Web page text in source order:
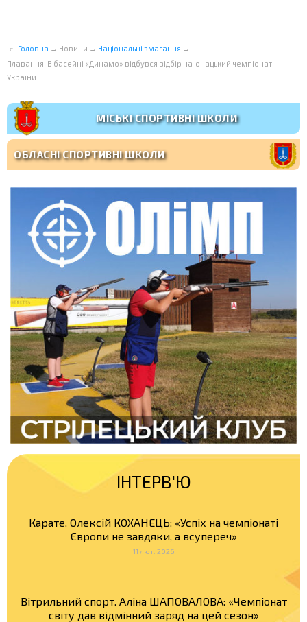
Головна → Новини → Національні змагання
→
Плавання. В басейні «Динамо» відбувся відбір на юнацький чемпіонат
України
МІСЬКІ СПОРТИВНІ ШКОЛИ
ОБЛАСНІ СПОРТИВНІ ШКОЛИ
ІНТЕРВ'Ю
Карате. Олексій КОХАНЕЦЬ: «Успіх на чемпіонаті
Європи не завдяки, а всупереч»
11 лют. 2026
Вітрильний спорт. Аліна ШАПОВАЛОВА: «Чемпіонат
світу дав відмінний заряд на цей сезон»